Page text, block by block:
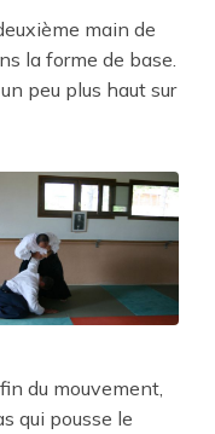
main de
la forme de base.
peu plus haut sur
du mouvement,
qui pousse le